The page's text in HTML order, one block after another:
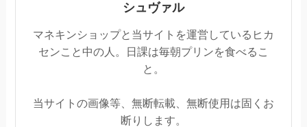
シュヴァル
マネキンショップと当サイトを運営しているヒカ
センこと中の人。日課は毎朝プリンを食べるこ
と。
当サイトの画像等、無断転載、無断使用は固くお
断りします。